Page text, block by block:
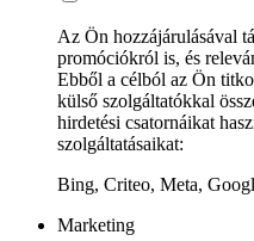
Az Ön hozzájárulásával
promóciókról is, és
Ebből a célból az Ön
külső szolgáltatókkal
hirdetési csatornáikat
szolgáltatásaikat:
Bing, Criteo, Meta,
Marketing